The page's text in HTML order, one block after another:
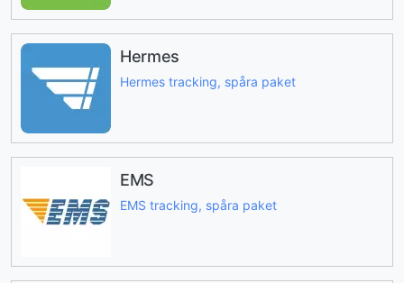
Hermes
Hermes tracking, spåra paket
EMS
EMS tracking, spåra paket